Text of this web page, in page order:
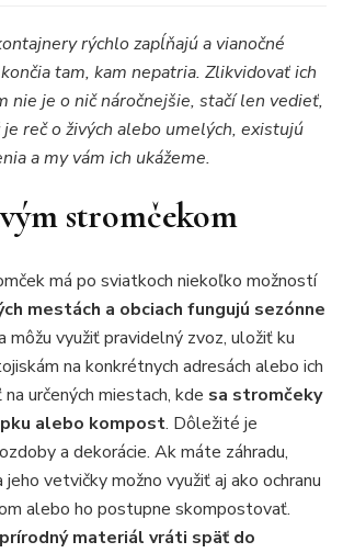
rýchlo zapĺňajú a vianočné
tam, kam nepatria. Zlikvidovať ich
nie je o nič náročnejšie, stačí len vedieť,
reč o živých alebo umelých, existujú
a my vám ich ukážeme.
stromčekom
má po sviatkoch niekoľko možností
mestách a obciach fungujú sezónne
môžu využiť pravidelný zvoz, uložiť ku
na konkrétnych adresách alebo ich
určených miestach, kde sa stromčeky
alebo kompost. Dôležité je
a dekorácie. Ak máte záhradu,
vetvičky možno využiť aj ako ochranu
alebo ho postupne skompostovať.
materiál vráti späť do